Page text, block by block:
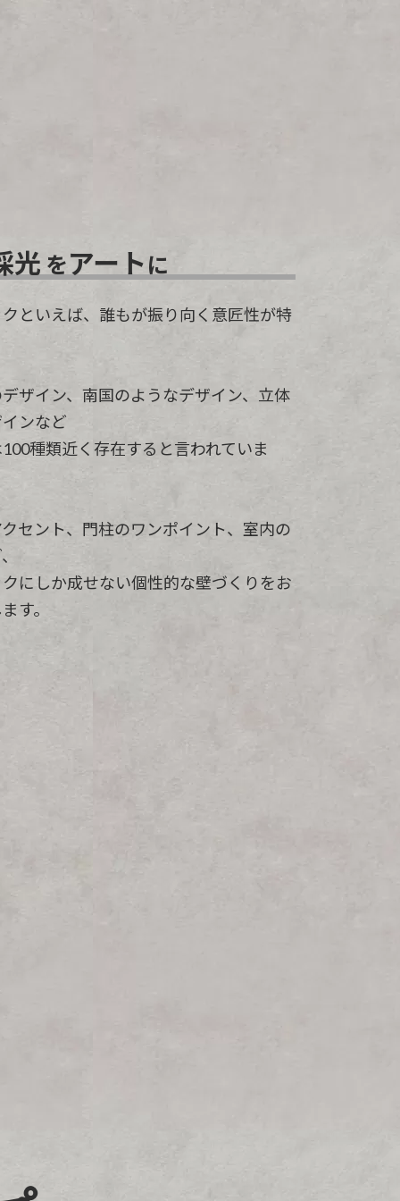
光 をアート に
といえば、誰もが振り向く意匠性が特
ザイン、南国のようなデザイン、立体
ンなど
種類近く存在すると言われていま
セント、門柱のワンポイント、室内の
にしか成せない個性的な壁づくりをお
す。